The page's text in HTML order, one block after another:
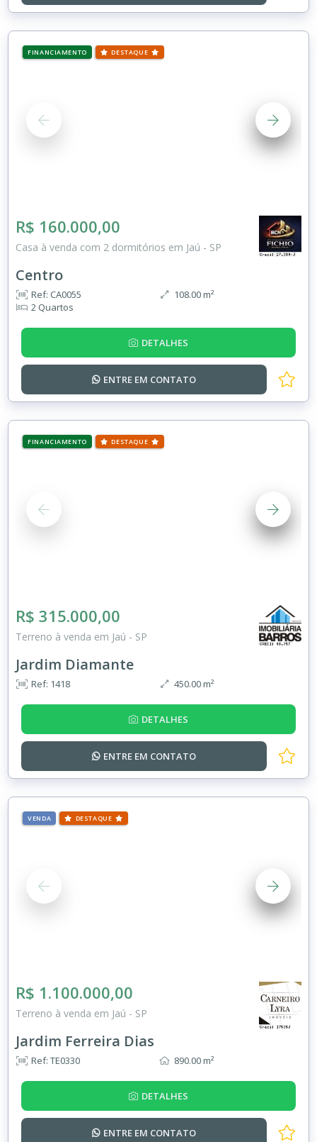
FINANCIAMENTO DESTAQUE
R$ 160.000,00
Casa à venda com 2 dormitórios em Jaú - SP
Centro
Ref: CA0055
2 Quartos
108.00 m²
DETALHES
ENTRE EM CONTATO
FINANCIAMENTO DESTAQUE
R$ 315.000,00
Terreno à venda em Jaú - SP
Jardim Diamante
Ref: 1418 450.00 m²
DETALHES
ENTRE EM CONTATO
VENDA DESTAQUE
R$ 1.100.000,00
Terreno à venda em Jaú - SP
Jardim Ferreira Dias
Ref: TE0330 890.00 m²
DETALHES
ENTRE EM CONTATO